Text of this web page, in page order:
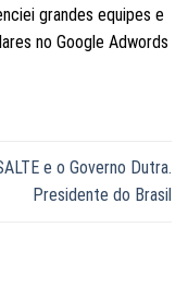
grandes equipes e
no Google Adwords
e o Governo Dutra.
Presidente do Brasil